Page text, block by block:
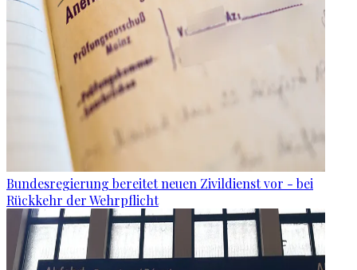
Bundesregierung bereitet neuen Zivildienst vor - bei
Rückkehr der Wehrpflicht